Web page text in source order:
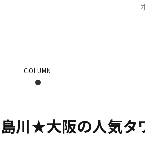
川★大阪の人気タ
COLUMN